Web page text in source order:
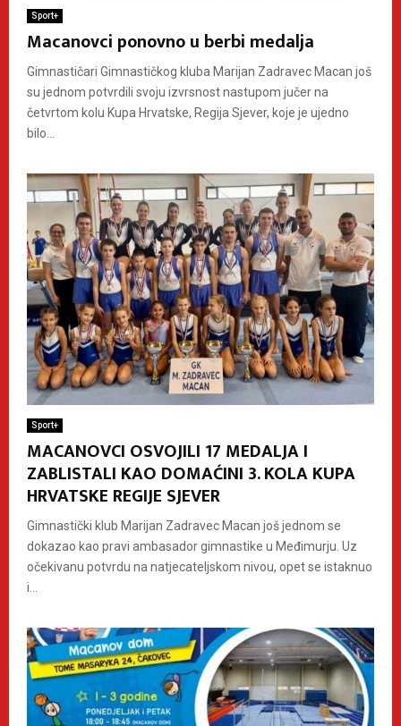
Sport+
Macanovci ponovno u berbi medalja
Gimnastičari Gimnastičkog kluba Marijan Zadravec Macan još
su jednom potvrdili svoju izvrsnost nastupom jučer na
četvrtom kolu Kupa Hrvatske, Regija Sjever, koje je ujedno
bilo...
Sport+
MACANOVCI OSVOJILI 17 MEDALJA I
ZABLISTALI KAO DOMAĆINI 3. KOLA KUPA
HRVATSKE REGIJE SJEVER
Gimnastički klub Marijan Zadravec Macan još jednom se
dokazao kao pravi ambasador gimnastike u Međimurju. Uz
očekivanu potvrdu na natjecateljskom nivou, opet se istaknuo
i...